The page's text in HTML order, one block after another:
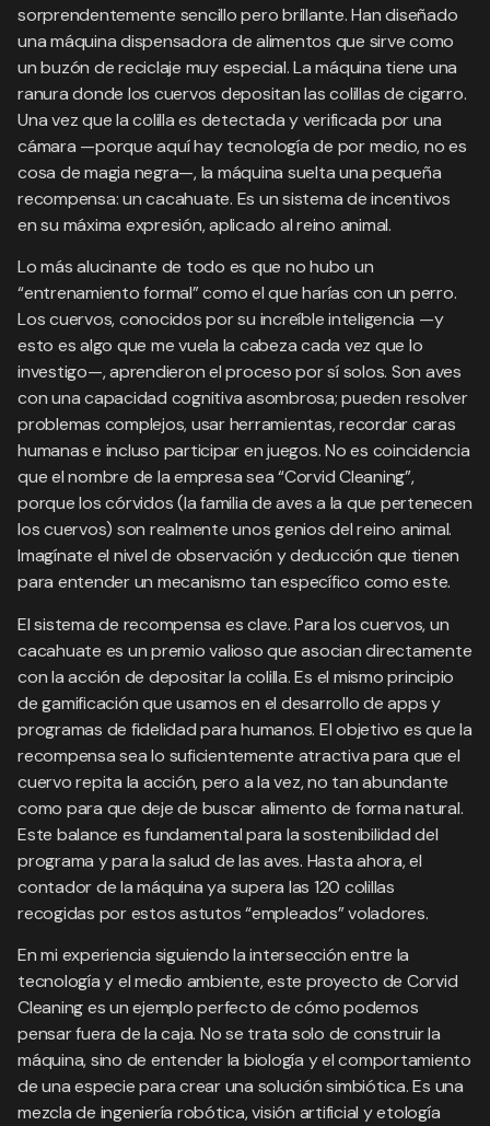
sorprendentemente sencillo pero brillante. Han diseñado
una máquina dispensadora de alimentos que sirve como
un buzón de reciclaje muy especial. La máquina tiene una
ranura donde los cuervos depositan las colillas de cigarro.
Una vez que la colilla es detectada y verificada por una
cámara —porque aquí hay tecnología de por medio, no es
cosa de magia negra—, la máquina suelta una pequeña
recompensa: un cacahuate. Es un sistema de incentivos
en su máxima expresión, aplicado al reino animal.
Lo más alucinante de todo es que no hubo un
“entrenamiento formal” como el que harías con un perro.
Los cuervos, conocidos por su increíble inteligencia —y
esto es algo que me vuela la cabeza cada vez que lo
investigo—, aprendieron el proceso por sí solos. Son aves
con una capacidad cognitiva asombrosa; pueden resolver
problemas complejos, usar herramientas, recordar caras
humanas e incluso participar en juegos. No es coincidencia
que el nombre de la empresa sea “Corvid Cleaning”,
porque los córvidos (la familia de aves a la que pertenecen
los cuervos) son realmente unos genios del reino animal.
Imagínate el nivel de observación y deducción que tienen
para entender un mecanismo tan específico como este.
El sistema de recompensa es clave. Para los cuervos, un
cacahuate es un premio valioso que asocian directamente
con la acción de depositar la colilla. Es el mismo principio
de gamificación que usamos en el desarrollo de apps y
programas de fidelidad para humanos. El objetivo es que la
recompensa sea lo suficientemente atractiva para que el
cuervo repita la acción, pero a la vez, no tan abundante
como para que deje de buscar alimento de forma natural.
Este balance es fundamental para la sostenibilidad del
programa y para la salud de las aves. Hasta ahora, el
contador de la máquina ya supera las 120 colillas
recogidas por estos astutos “empleados” voladores.
En mi experiencia siguiendo la intersección entre la
tecnología y el medio ambiente, este proyecto de Corvid
Cleaning es un ejemplo perfecto de cómo podemos
pensar fuera de la caja. No se trata solo de construir la
máquina, sino de entender la biología y el comportamiento
de una especie para crear una solución simbiótica. Es una
mezcla de ingeniería robótica, visión artificial y etología